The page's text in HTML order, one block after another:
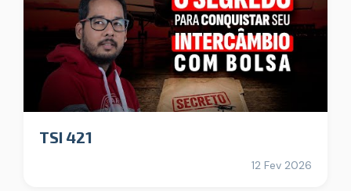
TSI 421
12 Fev 2026